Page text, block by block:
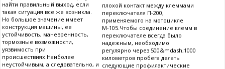
найти правильный выход, если
такая ситуация все же возникла.
Но большое значение имеет
конструкция машины, ее
устойчивость, маневренность,
тормозные возможности,
уязвимость при
происшествиях.Наиболее
неустойчивым, а следовательно, и
плохой контакт между клеммами
переключателя П-200,
применяемого на мотоцикле
М-105.Чтобы соединение клемм в
переключателе всегда было
надежным, необходимо
регулярно через 500&mdash;1000
километров пробега делать
следующие профилактические